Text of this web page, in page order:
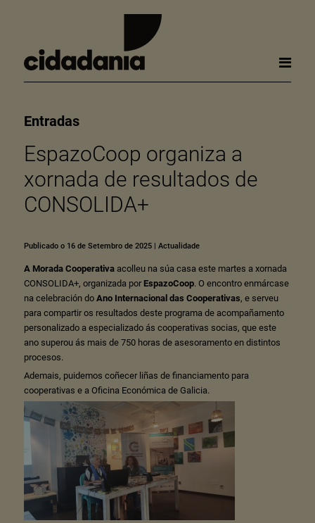
Entradas
EspazoCoop organiza a
xornada de resultados de
CONSOLIDA+
Publicado o 16 de Setembro de 2025| Actualidade
A Morada Cooperativaacolleu na súa casa este martes a xornada
CONSOLIDA+, organizada por EspazoCoop. O encontro enmárcase
na celebración do Ano Internacional das Cooperativas, e serveu
para compartir os resultados deste programa de acompañamento
personalizado a especializado ás cooperativas socias, que este
ano superou ás mais de 750 horas de asesoramento en distintos
procesos.
Ademais, puidemos coñecer liñas de financiamento para
cooperativas e a Oficina Económica de Galicia.